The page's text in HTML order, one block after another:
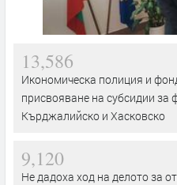
13,586
Икономическа полиция и
присвояване на субсидии за
Кърджалийско и Хасковско
9,120
Не дадоха ход на делото за